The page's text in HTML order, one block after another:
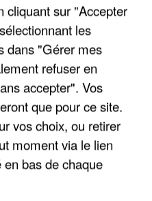
cliquant sur "Accepter
les
dans "Gérer mes
refuser en
accepter". Vos
que pour ce site.
vos choix, ou retirer
moment via le lien
bas de chaque